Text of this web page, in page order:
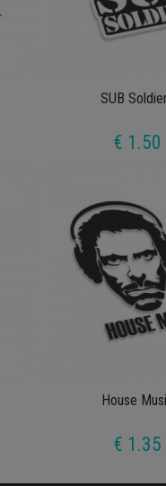
SUB
€ 1.50
House
€ 1.35